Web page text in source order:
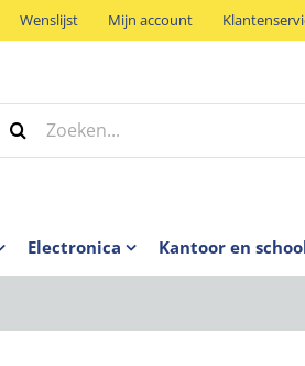
Wenslijst Mijn account
Zoeken
naar:
Electronica Kantoor en